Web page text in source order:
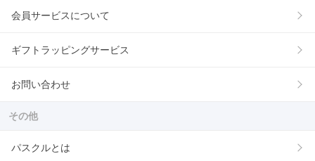
会員サービスについて
ギフトラッピングサービス
お問い合わせ
その他
パスクルとは